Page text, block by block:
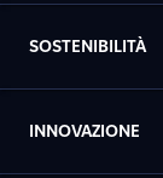
SOSTENIBILITÀ
INNOVAZIONE